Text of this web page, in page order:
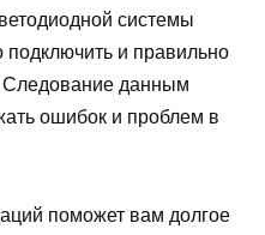
системы
и правильно
Следование данным
ошибок и проблем в
поможет вам долгое